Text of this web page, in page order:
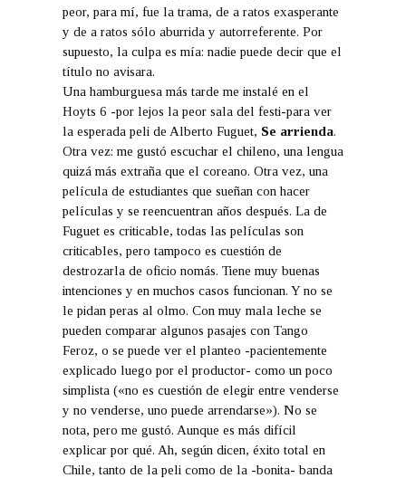
peor, para mí, fue la trama, de a ratos exasperante
y de a ratos sólo aburrida y autorreferente. Por
supuesto, la culpa es mía: nadie puede decir que el
título no avisara.
Una hamburguesa más tarde me instalé en el
Hoyts 6 -por lejos la peor sala del festi-para ver
la esperada peli de Alberto Fuguet, Se arrienda.
Otra vez: me gustó escuchar el chileno, una lengua
quizá más extraña que el coreano. Otra vez, una
película de estudiantes que sueñan con hacer
películas y se reencuentran años después. La de
Fuguet es criticable, todas las películas son
criticables, pero tampoco es cuestión de
destrozarla de oficio nomás. Tiene muy buenas
intenciones y en muchos casos funcionan. Y no se
le pidan peras al olmo. Con muy mala leche se
pueden comparar algunos pasajes con Tango
Feroz, o se puede ver el planteo -pacientemente
explicado luego por el productor- como un poco
simplista («no es cuestión de elegir entre venderse
y no venderse, uno puede arrendarse»). No se
nota, pero me gustó. Aunque es más difícil
explicar por qué. Ah, según dicen, éxito total en
Chile, tanto de la peli como de la -bonita- banda